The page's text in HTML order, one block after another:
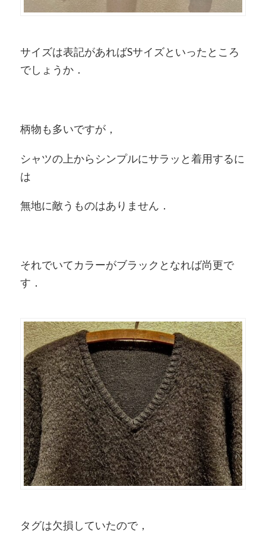
サイズは表記があればSサイズといったところ
でしょうか．
柄物も多いですが，
シャツの上からシンプルにサラッと着用するに
は
無地に敵うものはありません．
それでいてカラーがブラックとなれば尚更で
す．
タグは欠損していたので，